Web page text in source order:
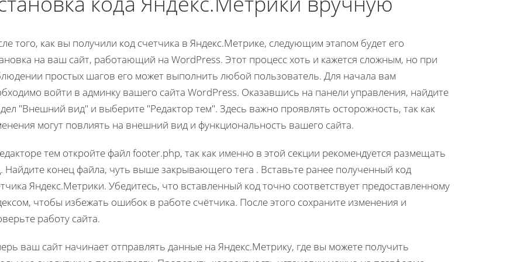
того, как вы получили код счетчика в Яндекс.Метрике, следующим этапом будет его
на ваш сайт, работающий на WordPress. Этот процесс хоть и кажется сложным, но при
простых шагов его может выполнить любой пользователь. Для начала вам
войти в админку вашего сайта WordPress. Оказавшись на панели управления, найдите
"Внешний вид" и выберите "Редактор тем". Здесь важно проявлять осторожность, так как
могут повлиять на внешний вид и функциональность вашего сайта.
тем откройте файл footer.php, так как именно в этой секции рекомендуется размещать
Найдите конец файла, чуть выше закрывающего тега . Вставьте ранее полученный код
Яндекс.Метрики. Убедитесь, что вставленный код точно соответствует предоставленному
чтобы избежать ошибок в работе счётчика. После этого сохраните изменения и
работу сайта.
ваш сайт начинает отправлять данные на Яндекс.Метрику, где вы можете получить